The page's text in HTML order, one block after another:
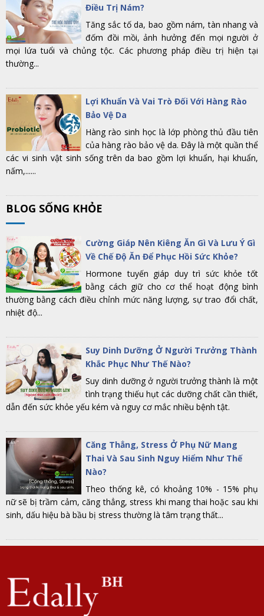
Điều Trị Nám?
Tăng sắc tố da, bao gồm nám, tàn nhang và
đốm đồi mồi, ảnh hưởng đến mọi người ở
mọi lứa tuổi và chủng tộc. Các phương pháp điều trị hiện tại
thường...
Lợi Khuẩn Và Vai Trò Đối Với Hàng Rào
Bảo Vệ Da
Hàng rào sinh học là lớp phòng thủ đầu tiên
của hàng rào bảo vệ da. Đây là một quần thể
các vi sinh vật sinh sống trên da bao gồm lợi khuẩn, hại khuẩn,
nấm,......
BLOG SỐNG KHỎE
Cường Giáp Nên Kiêng Ăn Gì Và Lưu Ý Gì
Về Chế Độ Ăn Để Phục Hồi Sức Khỏe?
Hormone tuyến giáp duy trì sức khỏe tốt
bằng cách giữ cho cơ thể hoạt động bình
thường bằng cách điều chỉnh mức năng lượng, sự trao đổi chất,
nhiệt độ...
Suy Dinh Dưỡng Ở Người Trưởng Thành
Khắc Phục Như Thế Nào?
Suy dinh dưỡng ở người trưởng thành là một
tình trạng thiếu hụt các dưỡng chất cần thiết,
dẫn đến sức khỏe yếu kém và nguy cơ mắc nhiều bệnh tật.
Căng Thẳng, Stress Ở Phụ Nữ Mang
Thai Và Sau Sinh Nguy Hiểm Như Thế
Nào?
Theo thống kê, có khoảng 10% - 15% phụ
nữ sẽ bị trầm cảm, căng thẳng, stress khi mang thai hoặc sau khi
sinh, dấu hiệu bà bầu bị stress thường là tâm trạng thất...